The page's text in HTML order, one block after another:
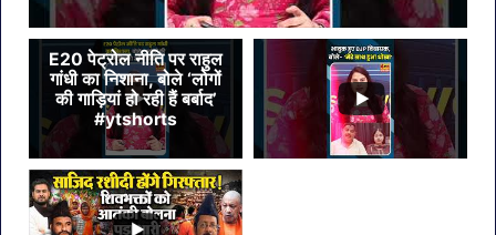
E20 पेट्रोल नीति पर राहुल
गांधी का निशाना, बोले ‘लोगों
की गाड़ियां हो रही हैं बर्बाद’
#ytshorts